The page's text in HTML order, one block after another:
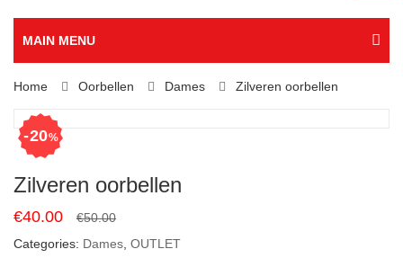
MAIN MENU
Home Oorbellen Dames Zilveren oorbellen
20%
Zilveren oorbellen
€50.00Original
price
€40.00
Current
price
Categories: Dames, OUTLET